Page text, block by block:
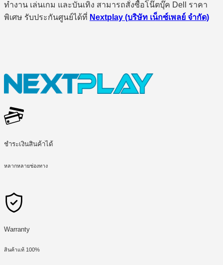
ทำงาน เล่นเกม และบันเทิง สามารถสั่งซื้อโน๊ตบุ๊ค Dell ราคา
พิเศษ รับประกันศูนย์ได้ที่ Nextplay (บริษัท เน็กซ์เพลย์ จำกัด)
ชำระเงินสินค้าได้
หลากหลายช่องทาง
Warranty
สินค้าแท้ 100%